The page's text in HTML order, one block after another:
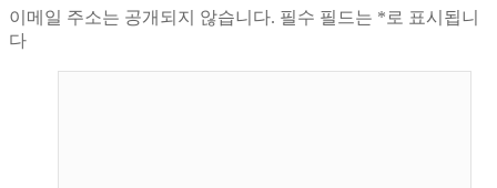
이메일 주소는 공개되지 않습니다. 필수 필드는 * 로 표시됩니
다